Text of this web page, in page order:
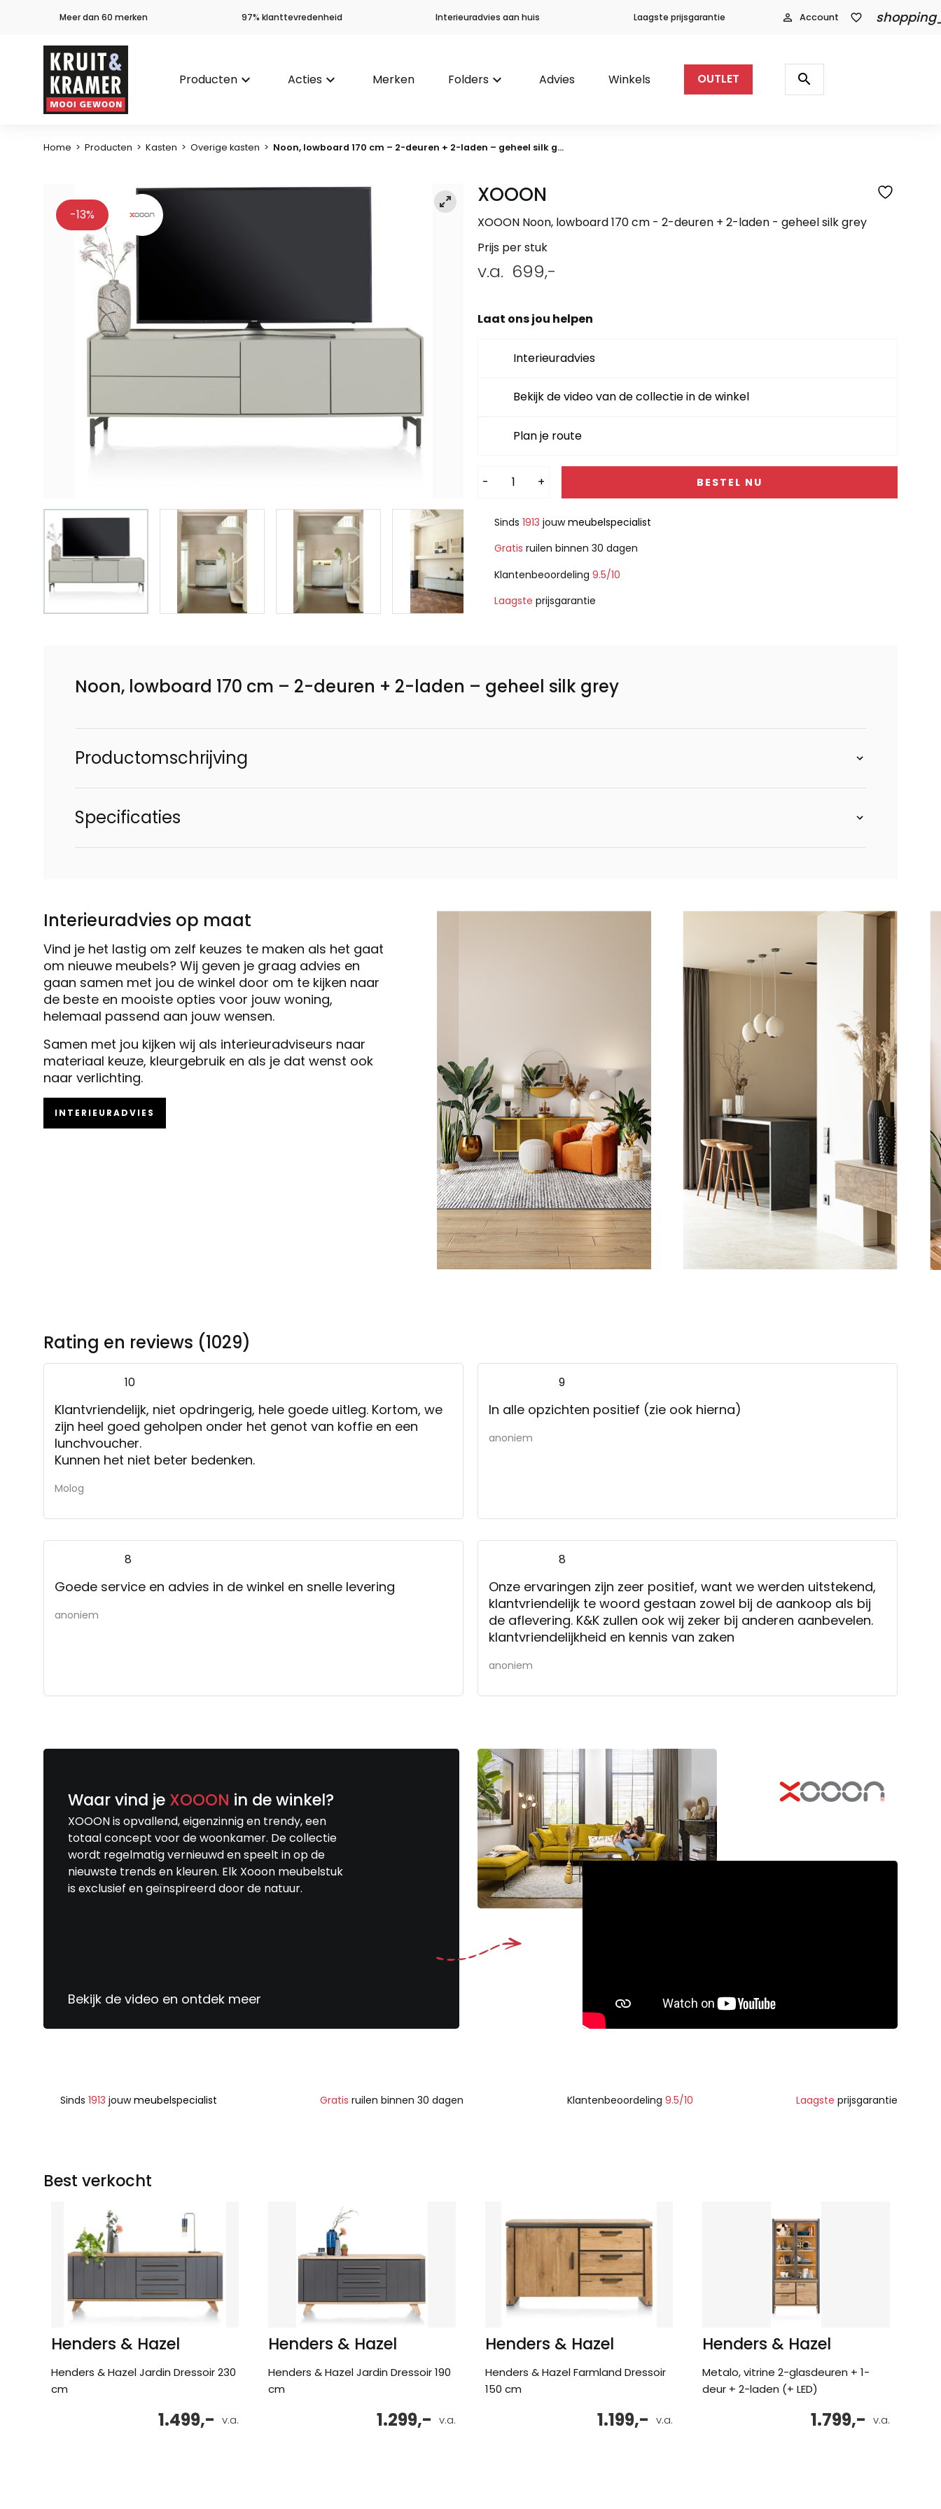
Meer dan 60 merken 97% klanttevredenheid Interieuradvies aan huis Laagste prijsgarantie person_outline Account favorite_border
Producten keyboard_arrow_down Acties keyboard_arrow_down Merken Folders keyboard_arrow_down Advies Winkels OUTLET
Producten
zoeken
search
Home > Producten > Kasten > Overige kasten > Noon, lowboard 170 cm – 2-deuren + 2-laden – geheel silk g...
-13%
XOOON
XOOON Noon, lowboard 170 cm - 2-deuren + 2-laden - geheel silk grey
Prijs per stuk
v.a. 699,-
Laat ons jou helpen
Interieuradvies
Bekijk de video van de collectie in de winkel
Plan je route
- + BESTEL NU
Alternative:
Sinds 1913 jouwmeubelspecialist
Gratis ruilen binnen 30 dagen
Klantenbeoordeling 9.5/10
Laagste prijsgarantie
Noon, lowboard 170 cm – 2-deuren + 2-laden – geheel silk grey
Productomschrijving
Specificaties
Interieuradvies op maat
Vind je het lastig om zelf keuzes te maken als het gaat
om nieuwe meubels? Wij geven je graag advies en
gaan samen met jou de winkel door om te kijken naar
de beste en mooiste opties voor jouw woning,
helemaal passend aan jouw wensen.
Samen met jou kijken wij als interieuradviseurs naar
materiaal keuze, kleurgebruik en als je dat wenst ook
naar verlichting.
INTERIEURADVIES
Rating en reviews (1029)
10
Klantvriendelijk, niet opdringerig, hele goede uitleg. Kortom, we
zijn heel goed geholpen onder het genot van koffie en een
lunchvoucher.
Kunnen het niet beter bedenken.
Molog
9
In alle opzichten positief (zie ook hierna)
anoniem
8
Goede service en advies in de winkel en snelle levering
anoniem
8
Onze ervaringen zijn zeer positief, want we werden uitstekend,
klantvriendelijk te woord gestaan zowel bij de aankoop als bij
de aflevering. K&K zullen ook wij zeker bij anderen aanbevelen.
klantvriendelijkheid en kennis van zaken
anoniem
Waar vind je XOOON in de winkel?
XOOON is opvallend, eigenzinnig en trendy, een
totaal concept voor de woonkamer. De collectie
wordt regelmatig vernieuwd en speelt in op de
nieuwste trends en kleuren. Elk Xooon meubelstuk
is exclusief en geïnspireerd door de natuur.
Bekijk de video en ontdek meer
Sinds 1913 jouwmeubelspecialist Gratis ruilen binnen 30 dagen Klantenbeoordeling 9.5/10 Laagste prijsgarantie
Best verkocht
Henders & Hazel
Henders & Hazel Jardin Dressoir 230
cm
v.a.
1.499,-
Henders & Hazel
Henders & Hazel Jardin Dressoir 190
cm
v.a.
1.299,-
Henders & Hazel
Henders & Hazel Farmland Dressoir
150 cm
v.a.
1.199,-
Henders & Hazel
Metalo, vitrine 2-glasdeuren + 1-
deur + 2-laden (+ LED)
v.a.
1.799,-